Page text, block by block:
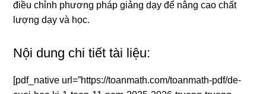
điều chỉnh phương pháp giảng dạy để nâng cao chất
lượng dạy và học.
Nội dung chi tiết tài liệu:
[pdf_native url=”https://toanmath.com/toanmath-pdf/de-